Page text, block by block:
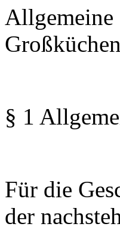
Allgemeine
§ 1
Für die
der